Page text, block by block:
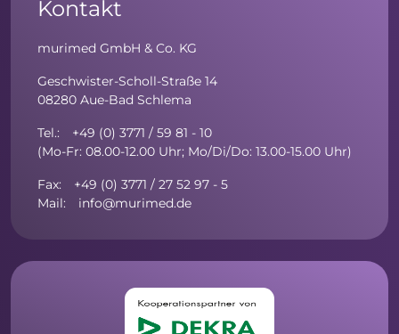
Kontakt
murimed GmbH & Co. KG
Geschwister-Scholl-Straße 14
08280 Aue-Bad Schlema
Tel.: +49 (0) 3771 / 59 81 - 10
(Mo-Fr: 08.00-12.00 Uhr; Mo/Di/Do: 13.00-15.00 Uhr)
Fax: +49 (0) 3771 / 27 52 97 - 5
Mail: info@murimed.de